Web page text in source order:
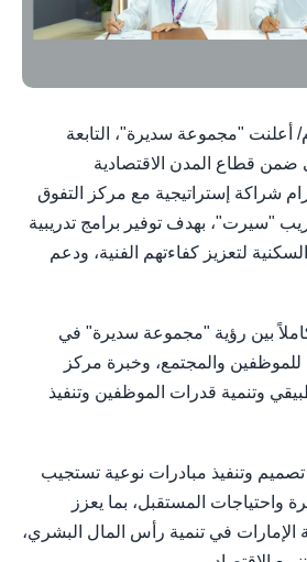
مايو/ وام/ أعلنت "مجموعة سديرة"، التابعة
ضمن قطاع المدن الاقتصادية
شراكة إستراتيجية مع مركز التفوق
"سيرت"، بهدف توفير برامج تدريبية
لتعزيز كفاءتهم الفنية، ودعم
بين رؤية "مجموعة سديرة" في
والمجتمع، وخبرة مركز
وتنمية قدرات الموظفين وتنفيذ
وتنفيذ مبادرات نوعية تستجيب
واحتياجات المستقبل، بما يعزز
الإمارات في تنمية رأس المال البشري،